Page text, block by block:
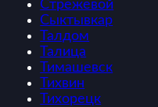
Стрежевой
Сыктывкар
Талдом
Талица
Тимашевск
Тихвин
Тихорецк